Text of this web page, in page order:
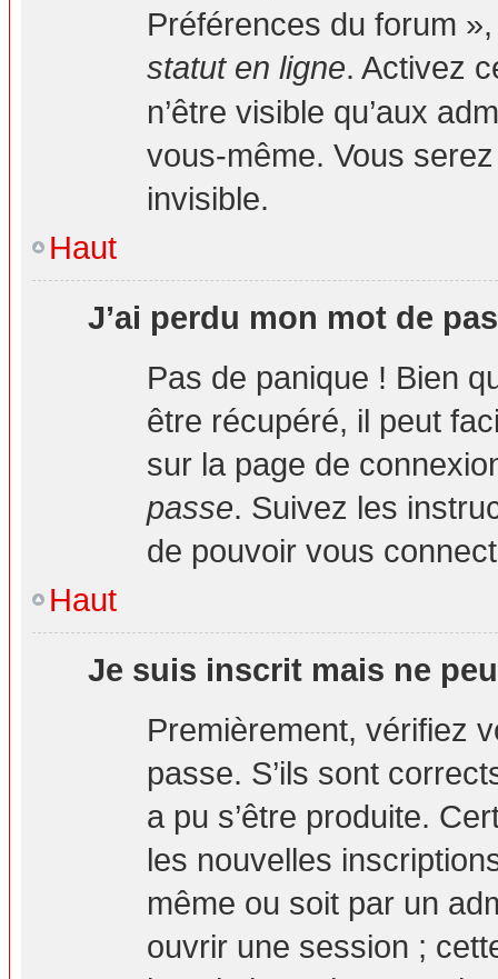
Préférences du forum
statut en ligne. Activez
n’être visible qu’aux
vous-même. Vous
invisible.
Haut
J’ai perdu mon mot de
Pas de panique ! Bien
être récupéré, il peut
sur la page de
passe. Suivez les
de pouvoir vous
Haut
Je suis inscrit mais ne
Premièrement, vérifiez
passe. S’ils sont
a pu s’être produite.
les nouvelles
même ou soit par un
ouvrir une session ;